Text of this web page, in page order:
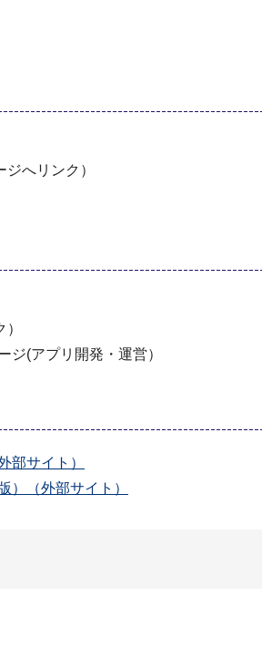
ジへリンク）
ジ(アプリ開発・運営）
部サイト）
）（外部サイト）